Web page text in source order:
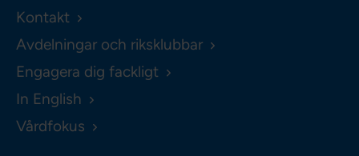
Kontakt
Avdelningar och riksklubbar
Engagera dig fackligt
In English
Vårdfokus